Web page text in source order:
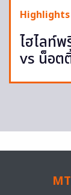
Highlights
ไฮไลท์
vs น็อต